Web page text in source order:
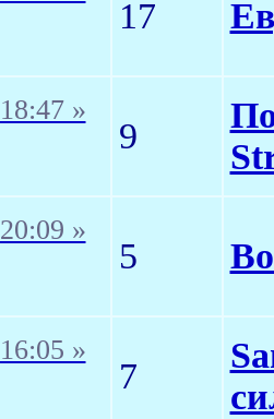
17
18:47 »
9
20:09 »
5
16:05 »
7